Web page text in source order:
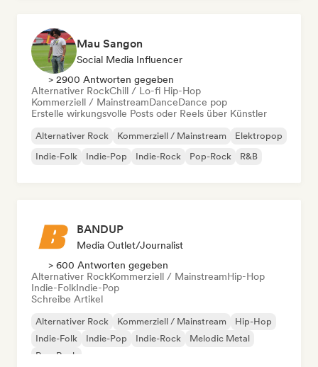
Mau Sangon
Social Media Influencer
> 2900 Antworten gegeben
Alternativer RockChill / Lo-fi Hip-Hop
Kommerziell / MainstreamDanceDance pop
Erstelle wirkungsvolle Posts oder Reels über Künstler
Alternativer Rock Kommerziell / Mainstream
Elektropop
Indie-Folk
Indie-Pop Indie-Rock Pop-Rock R&B
BANDUP
Media Outlet/Journalist
> 600 Antworten gegeben
Alternativer RockKommerziell / MainstreamHip-Hop
Indie-FolkIndie-Pop
Schreibe Artikel
Alternativer Rock Kommerziell / Mainstream
Hip-Hop
Indie-Folk
Indie-Pop Indie-Rock
Melodic Metal
Pop-Rock